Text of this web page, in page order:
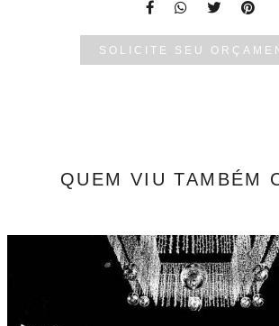
SOLICITE SEU
QUEM VIU TAMBÉM